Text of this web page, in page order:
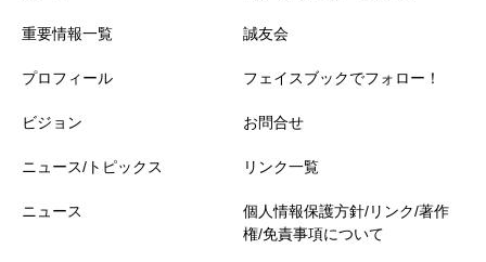
重要情報一覧
プロフィール
ビジョン
ニュース/トピックス
ニュース
誠友会
フェイスブックでフォロー！
お問合せ
リンク一覧
個人情報保護方針/リンク/著作
権/免責事項について